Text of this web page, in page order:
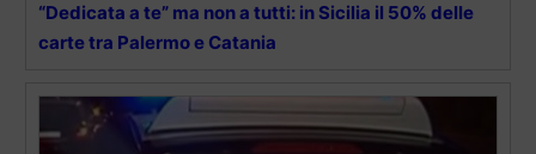
“Dedicata a te” ma non a tutti: in Sicilia il 50% delle
carte tra Palermo e Catania